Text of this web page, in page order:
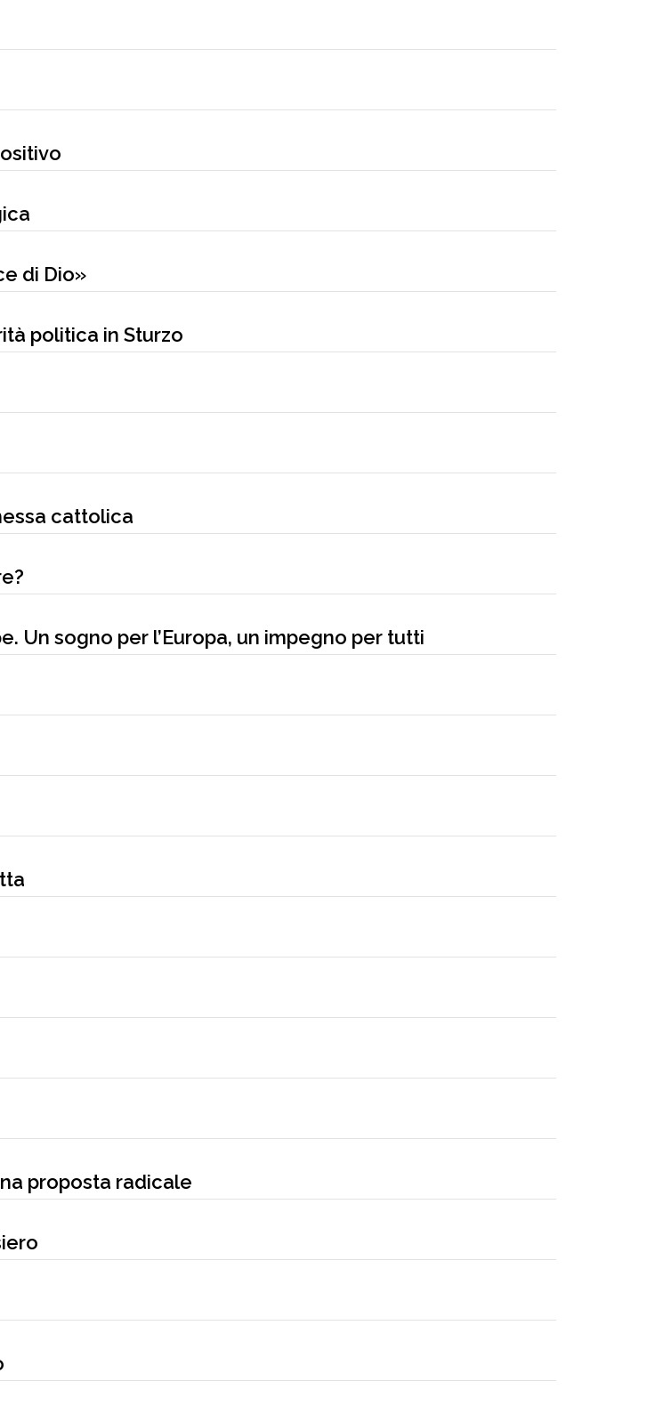
di Dio»
politica in Sturzo
cattolica
Un sogno per l’Europa, un impegno per tutti
proposta radicale